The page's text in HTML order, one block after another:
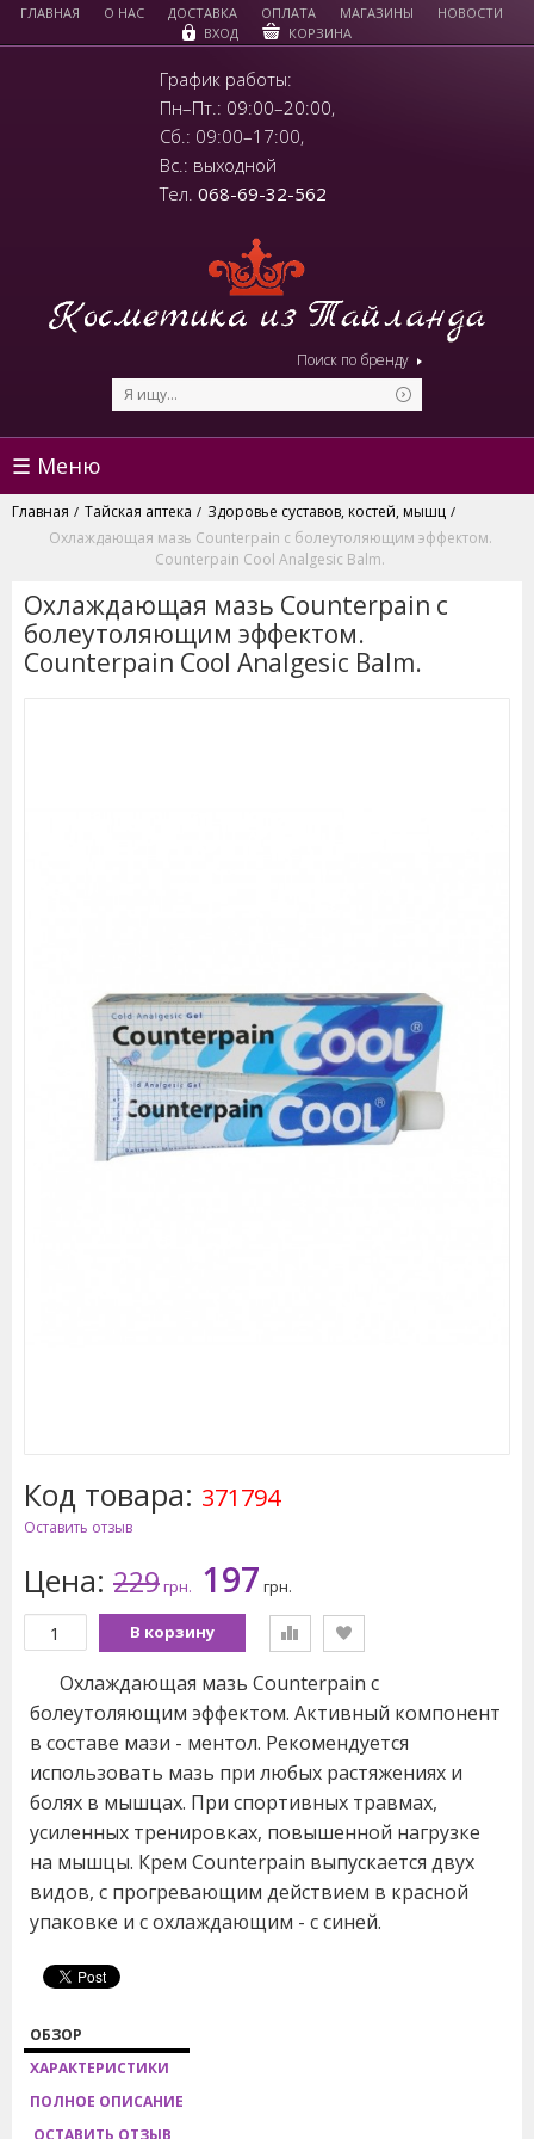
ГЛАВНАЯ О НАС ДОСТАВКА ОПЛАТА МАГАЗИНЫ
НОВОСТИ
ВХОД
КОРЗИНА
График работы:
Пн–Пт.: 09:00–20:00,
Сб.: 09:00–17:00,
Вс.: выходной
Тел. 068-69-32-562
Поиск по бренду
☰ Меню
Главная / Тайская аптека / Здоровье суставов, костей, мышц /
Охлаждающая мазь Counterpain с болеутоляющим эффектом.
Counterpain Cool Analgesic Balm.
Охлаждающая мазь Counterpain с
болеутоляющим эффектом.
Counterpain Cool Analgesic Balm.
Код товара: 371794
Оставить отзыв
Цена: 229грн. 197 грн.
В корзину
Охлаждающая мазь Counterpain с
болеутоляющим эффектом. Активный компонент
в составе мази - ментол. Рекомендуется
использовать мазь при любых растяжениях и
болях в мышцах. При спортивных травмах,
усиленных тренировках, повышенной нагрузке
на мышцы. Крем Counterpain выпускается двух
видов, с прогревающим действием в красной
упаковке и с охлаждающим - с синей.
ОБЗОР
ХАРАКТЕРИСТИКИ
ПОЛНОЕ ОПИСАНИЕ
ОСТАВИТЬ ОТЗЫВ